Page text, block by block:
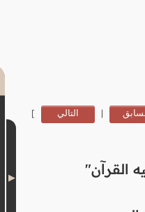
| التالي ]
القرآن"